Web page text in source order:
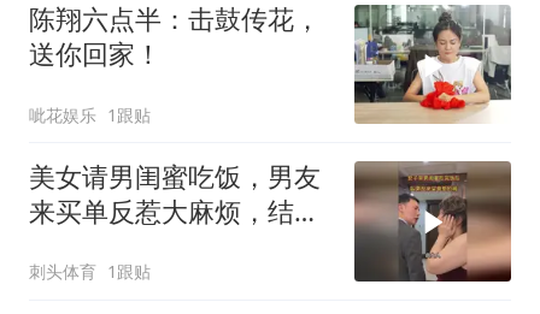
陈翔六点半：击鼓传花，
送你回家！
呲花娱乐 1跟贴
美女请男闺蜜吃饭，男友
来买单反惹大麻烦，结局
刺头体育 1跟贴